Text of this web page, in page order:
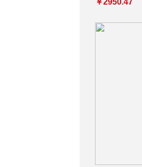
￥2950.47